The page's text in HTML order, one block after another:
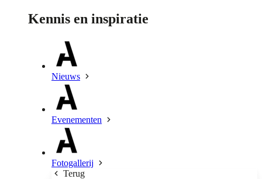
Kennis en inspiratie
Nieuws
Evenementen
Fotogallerij
Terug